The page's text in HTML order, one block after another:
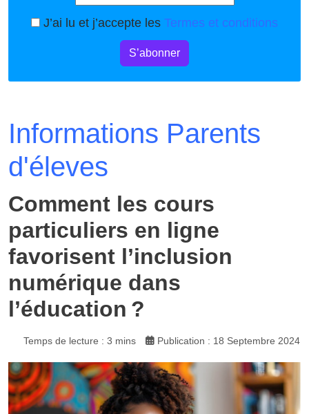
J’ai lu et j’accepte les Termes et conditions
S’abonner
Informations Parents
d'éleves
Comment les cours
particuliers en ligne
favorisent l’inclusion
numérique dans
l’éducation ?
Temps de lecture : 3 mins Publication : 18 Septembre 2024